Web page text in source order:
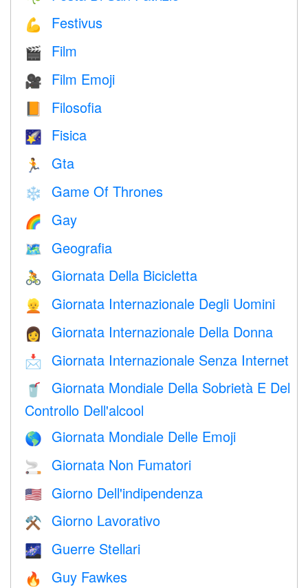
💪 Festivus
🎬 Film
🎥 Film Emoji
Filosofia
🌠 Fisica
🏃 Gta
❄️ Game Of Thrones
🌈 Gay
🗺 Geografia
🚴 Giornata Della Bicicletta
👱 Giornata Internazionale Degli Uomini
👩 Giornata Internazionale Della Donna
📩 Giornata Internazionale Senza Internet
🥤
Giornata Mondiale Della Sobrietà E Del
Controllo Dell'alcool
🌎 Giornata Mondiale Delle Emoji
🚬 Giornata Non Fumatori
🇺🇸 Giorno Dell'indipendenza
⚒️ Giorno Lavorativo
🌌 Guerre Stellari
🔥 Guy Fawkes